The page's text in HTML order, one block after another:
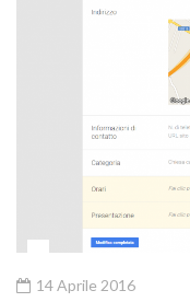
14 Aprile 2016